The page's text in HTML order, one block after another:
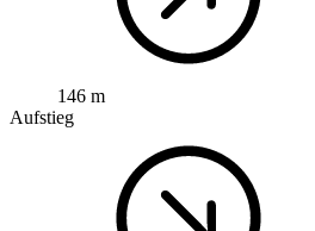
146 m
Aufstieg